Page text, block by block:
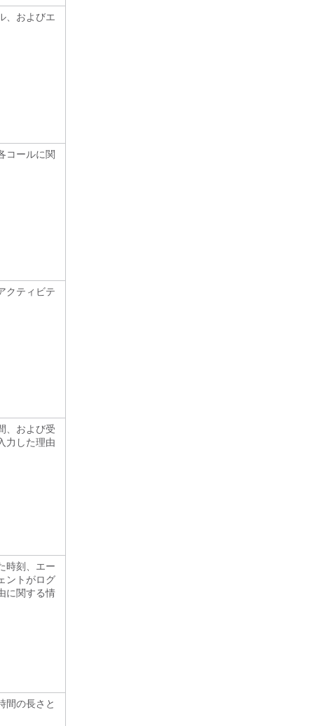
、およびエ
コールに関
クティビテ
、および受
力した理由
時刻、エー
ントがログ
に関する情
間の長さと